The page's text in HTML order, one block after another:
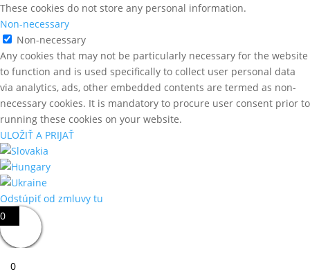
These cookies do not store any personal information.
Non-necessary
Non-necessary
Any cookies that may not be particularly necessary for the website
to function and is used specifically to collect user personal data
via analytics, ads, other embedded contents are termed as non-
necessary cookies. It is mandatory to procure user consent prior to
running these cookies on your website.
ULOŽIŤ A PRIJAŤ
Odstúpiť od zmluvy tu
0
0